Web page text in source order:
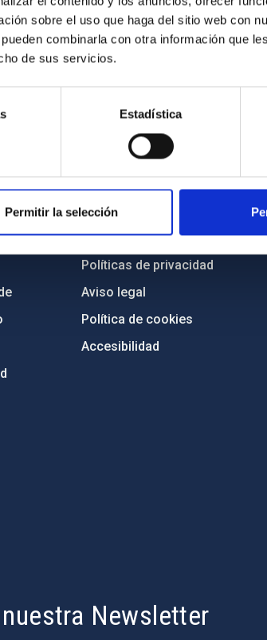
sobre el uso que haga del sitio web con
combinarla con otra información que
de sus servicios.
Estadística
Permitir la selección
de “Fly your Satelite”. Crédito:
PORTAL DEL IAC
Mapa web
Políticas de privacidad
Aviso legal
Política de cookies
Accesibilidad
Newsletter